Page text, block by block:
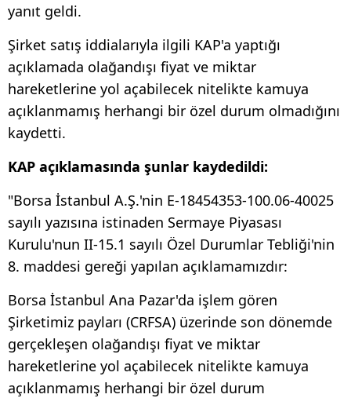
yanıt geldi.
Şirket satış iddialarıyla ilgili KAP'a yaptığı
açıklamada olağandışı fiyat ve miktar
hareketlerine yol açabilecek nitelikte kamuya
açıklanmamış herhangi bir özel durum olmadığını
kaydetti.
KAP açıklamasında şunlar kaydedildi:
"Borsa İstanbul A.Ş.'nin E-18454353-100.06-40025
sayılı yazısına istinaden Sermaye Piyasası
Kurulu'nun II-15.1 sayılı Özel Durumlar Tebliği'nin
8. maddesi gereği yapılan açıklamamızdır:
Borsa İstanbul Ana Pazar'da işlem gören
Şirketimiz payları (CRFSA) üzerinde son dönemde
gerçekleşen olağandışı fiyat ve miktar
hareketlerine yol açabilecek nitelikte kamuya
açıklanmamış herhangi bir özel durum